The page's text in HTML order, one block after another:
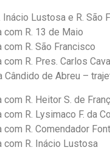
Inácio Lustosa e R. São
com R. 13 de Maio
com R. São Francisco
com R. Pres. Carlos
Cândido de Abreu –
com R. Heitor S. de
com R. Lysimaco F. da
com R. Comendador
com R. Inácio Lustosa